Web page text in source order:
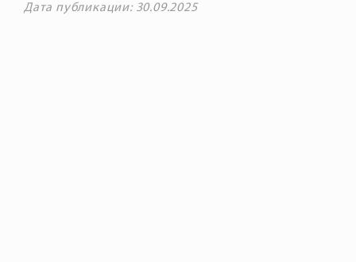
Дата публикации: 30.09.2025